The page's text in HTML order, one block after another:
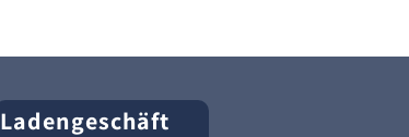
Ladengeschäft